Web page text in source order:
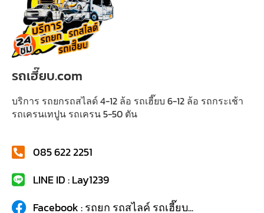
รถเฮี๊ยบ.com
บริการ รถยกรถสไลด์ 4-12 ล้อ รถเฮี๊ยบ 6-12 ล้อ รถกระเช้า
รถเครนเทปูน รถเครน 5-50 ตัน
085 622 2251
LINE ID : Lay1239
Facebook : รถยก รถสไลค์ รถเฮี๊ยบ...